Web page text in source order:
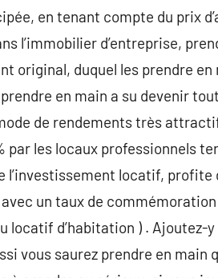
en tenant compte du prix
l’immobilier d’entreprise,
original, duquel les prendre
en main a su devenir
de rendements très
par les locaux professionnels
l’investissement locatif, profite
un taux de
locatif d’habitation ) . Ajoutez-
vous saurez prendre en main